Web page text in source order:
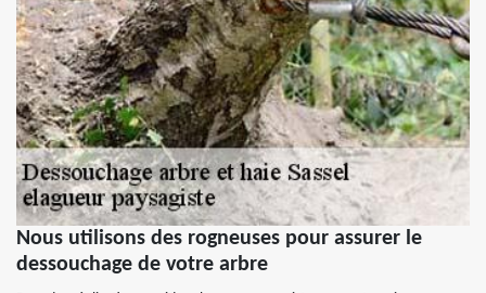
Nous utilisons des rogneuses pour assurer le
dessouchage de votre arbre